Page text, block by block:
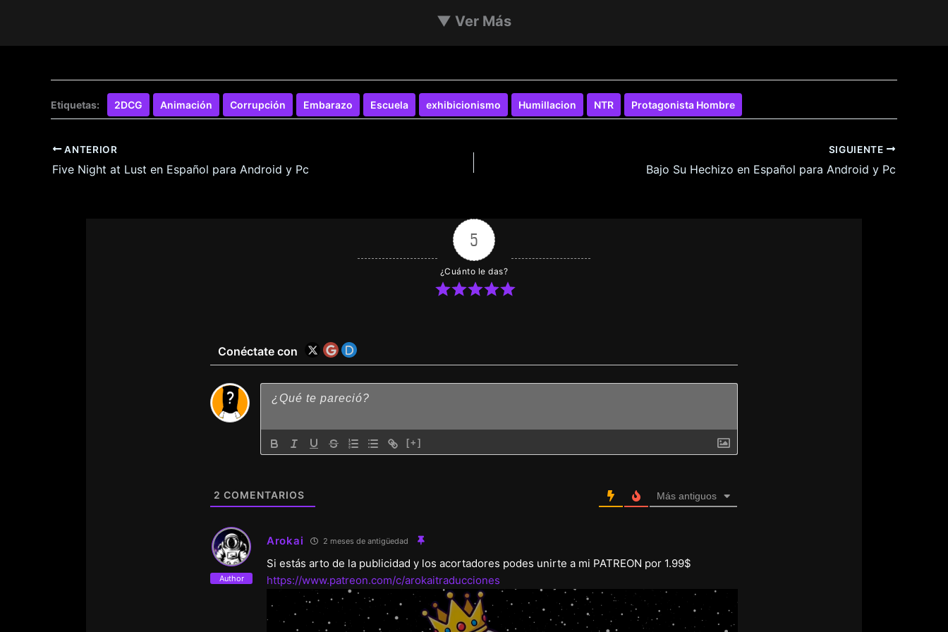
▼ Ver Más
Etiquetas: 2DCG Animación Corrupción Embarazo Escuela exhibicionismo Humillacion NTR Protagonista Hombre
ANTERIOR
Five Night at Lust en Español para Android y Pc
SIGUIENTE
Bajo Su Hechizo en Español para Android y Pc
5
¿Cuánto le das?
Conéctate con
[+]
2 COMENTARIOS Más antiguos
Author
Arokai 2 meses de antigüedad
Si estás arto de la publicidad y los acortadores podes unirte a mi PATREON por 1.99$
https://www.patreon.com/c/arokaitraducciones